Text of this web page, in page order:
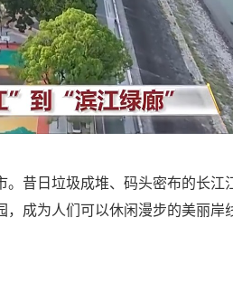
昔日垃圾成堆、码头密布的长江
成为人们可以休闲漫步的美丽岸